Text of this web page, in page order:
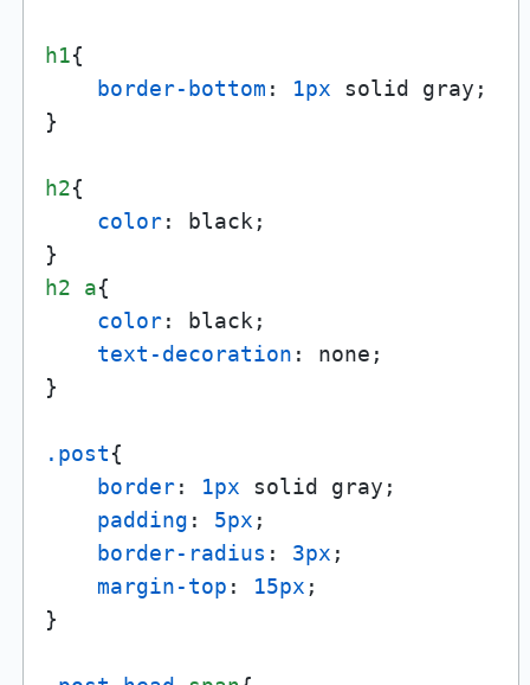
h1{
border-bottom : 1px solid gray;
}
h2{
color: black;
h2
a{
color: black;
text-decoration : none;
}
.post{
border: 1px solid gray;
padding : 5px ;
border-radius : 3px ;
margin-top : 15px ;
}